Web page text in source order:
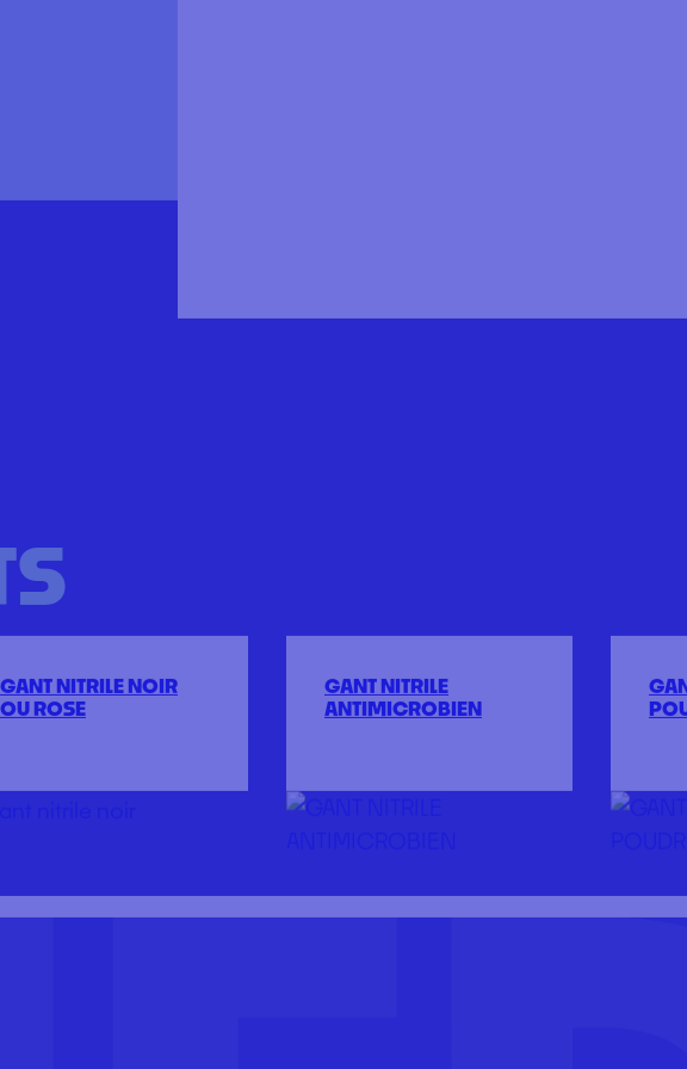
GANT NITRILE NOIR
OU ROSE
GANT NITRILE
ANTIMICROBIEN